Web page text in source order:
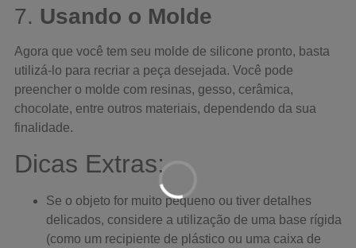
7. Usando o Molde
Agora que você tem seu molde de silicone pronto, basta
utilizá-lo para recriar a peça desejada. Você pode
preencher o molde com resinas, gesso, cerâmica,
chocolate, entre outros materiais, dependendo da sua
finalidade.
Dicas Extras:
Se o objeto for muito pequeno ou tiver detalhes
delicados, considere a utilização de uma base rígida
(como um recipiente de plástico ou uma caixa de